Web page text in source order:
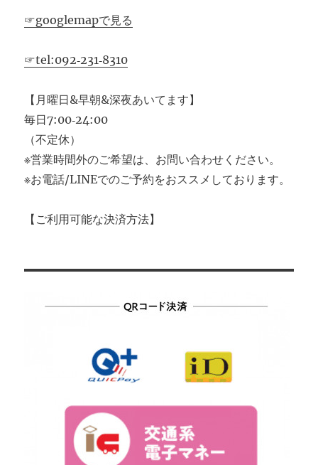
☞googlemapで見る
☞tel:092‐231‐8310
【月曜日&早朝&深夜あいてます】
毎日7:00‐24:00
（不定休）
※営業時間外のご希望は、お問い合わせください。
※お電話/LINEでのご予約をおススメしております。
【ご利用可能な決済方法】